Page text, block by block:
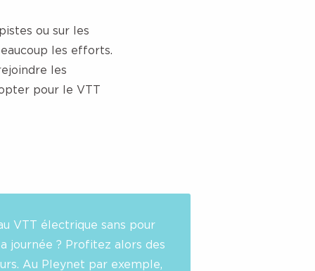
ou sur les
les efforts.
les
pour le VTT
VTT électrique sans pour
journée ? Profitez alors des
Au Pleynet par exemple,